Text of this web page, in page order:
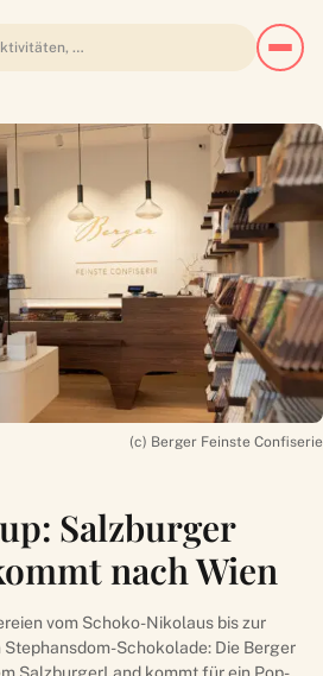
(c) Berger Feinste Confiserie
Salzburger
nach Wien
vom Schoko-Nikolaus bis zur
Schokolade: Die Berger